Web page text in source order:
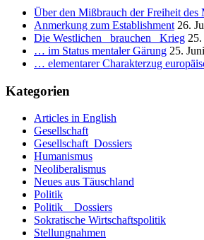
kanalisiertes
Entwicklungspotential.
die
Ursachen
nicht
zwangsläufigen
Ausbildung
klassenbedingter
Herrschaft.
Über den Mißbrauch der Freiheit des
Anmerkung zum Establishment 26.
Die Westlichen _brauchen_ Krieg
… im Status mentaler Gärung 25.
… elementarer Charakterzug
Kategorien
Articles in English
Gesellschaft
Gesellschaft_Dossiers
Humanismus
Neoliberalismus
Neues aus Täuschland
Politik
Politik _ Dossiers
Sokratische Wirtschaftspolitik
Stellungnahmen